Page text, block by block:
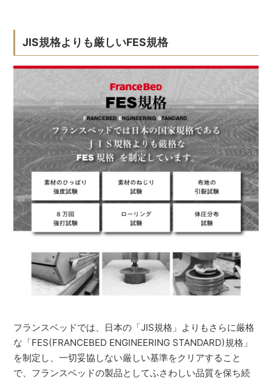
JIS規格よりも厳しいFES規格
フランスベッドでは、日本の「JIS規格」よりもさらに厳格
な「FES(FRANCEBED ENGINEERING STANDARD)規格」
を制定し、一切妥協しない厳しい基準をクリアすること
で、フランスベッドの製品としてふさわしい品質を保ち続